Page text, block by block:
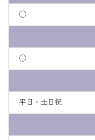
◯
◯
平日・土日祝